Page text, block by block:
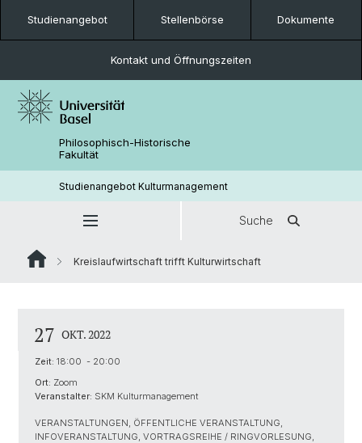
Studienangebot Stellenbörse Dokumente
Kontakt und Öffnungszeiten
Philosophisch-Historische
Fakultät
Studienangebot Kulturmanagement
Suche
Kreislaufwirtschaft trifft Kulturwirtschaft
27 OKT. 2022
Zeit: 18:00 - 20:00
Ort: Zoom
Veranstalter: SKM Kulturmanagement
VERANSTALTUNGEN, ÖFFENTLICHE VERANSTALTUNG,
INFOVERANSTALTUNG, VORTRAGSREIHE / RINGVORLESUNG,